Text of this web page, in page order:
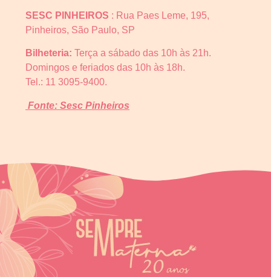
SESC PINHEIROS : Rua Paes Leme, 195,
Pinheiros, São Paulo, SP
Bilheteria: Terça a sábado das 10h às 21h.
Domingos e feriados das 10h às 18h.
Tel.: 11 3095-9400.
Fonte: Sesc Pinheiros